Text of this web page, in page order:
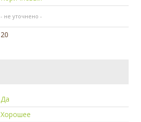
- не уточнено -
20
Да
Хорошее